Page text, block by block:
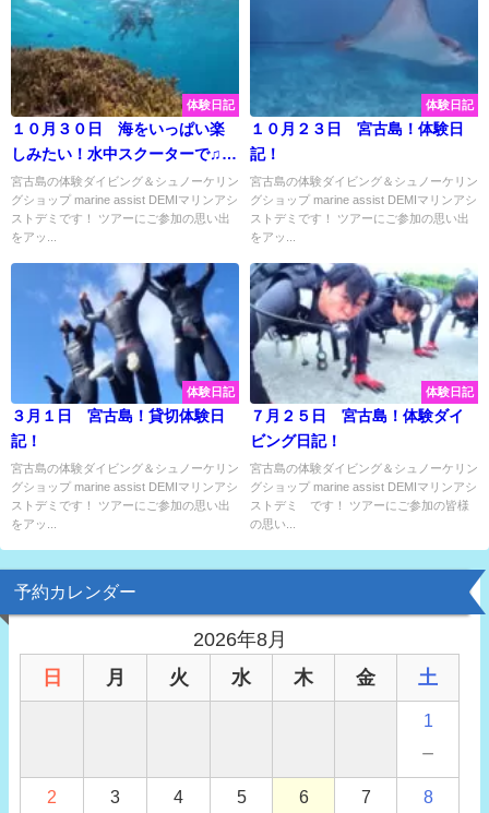
体験日記
１０月３０日 海をいっぱい楽
しみたい！水中スクーターで♫体
験ダイビングで☆彡
宮古島の体験ダイビング＆シュノーケリン
グショップ marine assist DEMIマリンアシ
ストデミです！ ツアーにご参加の思い出
をアッ...
体験日記
１０月２３日 宮古島！体験日
記！
宮古島の体験ダイビング＆シュノーケリン
グショップ marine assist DEMIマリンアシ
ストデミです！ ツアーにご参加の思い出
をアッ...
体験日記
３月１日 宮古島！貸切体験日
記！
宮古島の体験ダイビング＆シュノーケリン
グショップ marine assist DEMIマリンアシ
ストデミです！ ツアーにご参加の思い出
をアッ...
体験日記
７月２５日 宮古島！体験ダイ
ビング日記！
宮古島の体験ダイビング＆シュノーケリン
グショップ marine assist DEMIマリンアシ
ストデミ です！ ツアーにご参加の皆様
の思い...
予約カレンダー
2026年8月
日
月 火 水 木 金 土
1
－
2 3 4 5 6 7 8